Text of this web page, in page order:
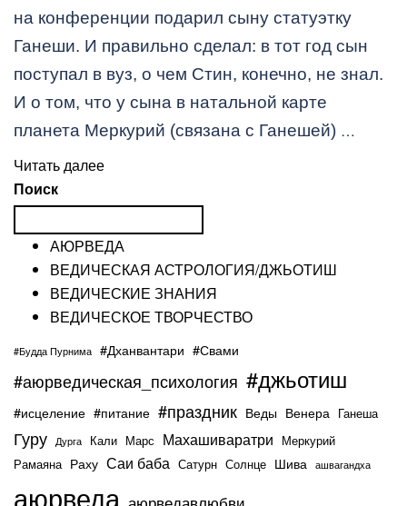
на конференции подарил сыну статуэтку
Ганеши. И правильно сделал: в тот год сын
поступал в вуз, о чем Стин, конечно, не знал.
И о том, что у сына в натальной карте
планета Меркурий (связана с Ганешей) …
Читать далее
Поиск
АЮРВЕДА
ВЕДИЧЕСКАЯ АСТРОЛОГИЯ/ДЖЬОТИШ
ВЕДИЧЕСКИЕ ЗНАНИЯ
ВЕДИЧЕСКОЕ ТВОРЧЕСТВО
#Будда Пурнима #Дханвантари #Свами
#аюрведическая_психология #джьотиш
#исцеление #питание #праздник Веды Венера Ганеша
Гуру Дурга Кали Марс Махашиваратри Меркурий
Рамаяна Раху Саи баба Сатурн Солнце Шива ашвагандха
аюрведа